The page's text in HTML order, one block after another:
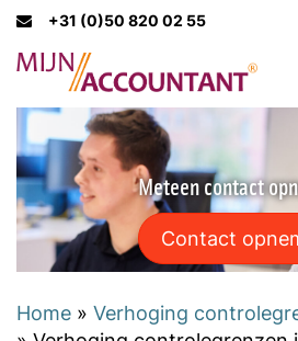
+31 (0)50 820 02 55
Meteen contact
Contact
Home » Verhoging